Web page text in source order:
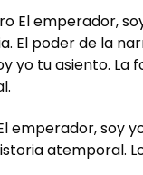
El emperador,
El poder de la
yo tu asiento.
emperador, soy
atemporal.